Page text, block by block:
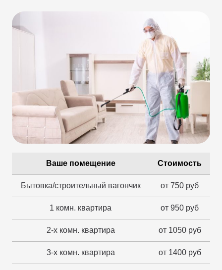
Ваше помещение Стоимость
Бытовка/строительный вагончик от 750 руб
1 комн. квартира от 950 руб
2-х комн. квартира от 1050 руб
3-х комн. квартира от 1400 руб